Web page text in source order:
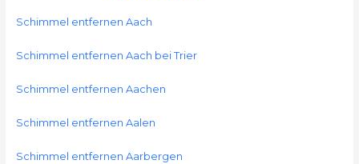
Schimmel entfernen Aach
Schimmel entfernen Aach bei Trier
Schimmel entfernen Aachen
Schimmel entfernen Aalen
Schimmel entfernen Aarbergen